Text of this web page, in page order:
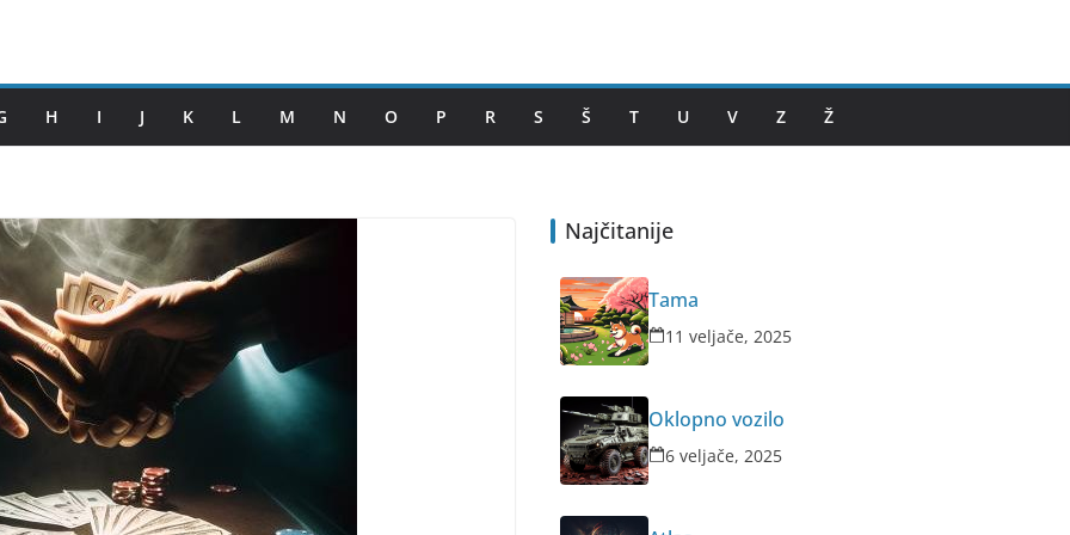
H I J K L M N O P R S Š T U V Z Ž
Najčitanije
Tama
11 veljače, 2025
Oklopno vozilo
6 veljače, 2025